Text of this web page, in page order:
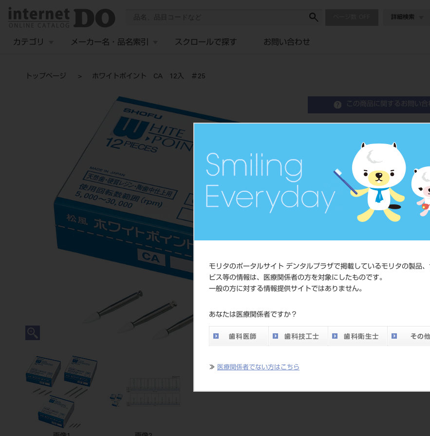
モリタのポータルサイト デンタルプラザで掲載しているモリタの製品
ビス等の情報は、医療関係者の方を対象にしたものです。
一般の方に対する情報提供サイトではありません。
あなたは医療関係者ですか？
≫ 医療関係者でない方はこちら
詳細検索
カテゴリ メーカー名・品名索引 スクロールで探す お問い合わせ
トップページ ホワイトポイント CA 12入 ＃25
この商品に関するお問い合
ホワイトポイント
歯科用切削器材
品目コード
JAN/EANコード
価格の
ネッ
い。
メーカー
ジ